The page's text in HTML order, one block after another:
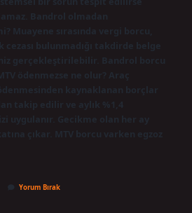
Bandrol olmadan
Muayene sırasında vergi borcu,
cezası bulunmadığı takdirde belge
gerçekleştirilebilir. Bandrol borcu
ödenmezse ne olur? Araç
kaynaklanan borçlar
takip edilir ve aylık %1,4
uygulanır. Gecikme olan her ay
çıkar. MTV borcu varken egzoz
Yorum Bırak